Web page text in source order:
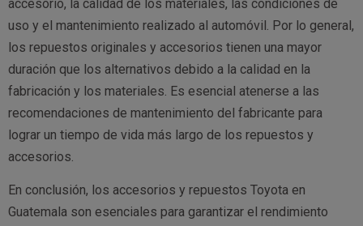
accesorio, la calidad de los materiales, las condiciones de
uso y el mantenimiento realizado al automóvil. Por lo general,
los repuestos originales y accesorios tienen una mayor
duración que los alternativos debido a la calidad en la
fabricación y los materiales. Es esencial atenerse a las
recomendaciones de mantenimiento del fabricante para
lograr un tiempo de vida más largo de los repuestos y
accesorios.
En conclusión, los accesorios y repuestos Toyota en
Guatemala son esenciales para garantizar el rendimiento